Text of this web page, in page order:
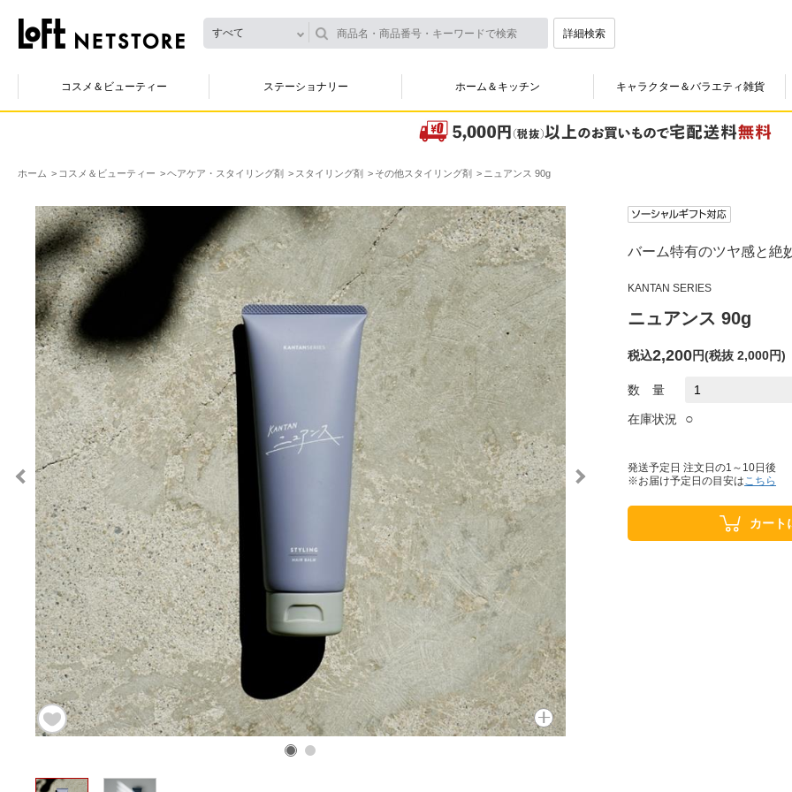
すべて 詳細検索
コスメ＆ビューティー ステーショナリー ホーム＆キッチン キャラクター＆バラエティ雑貨
ホーム コスメ＆ビューティー ヘアケア・スタイリング剤 スタイリング剤 その他スタイリング剤 ニュアンス 90g
バーム特有のツヤ感と絶
KANTAN SERIES
ニュアンス 90g
税込2,200円(税抜 2,000円)
数 量
在庫状況 ○
発送予定日 注文日の1～10日後
※お届け予定日の目安はこちら
カート